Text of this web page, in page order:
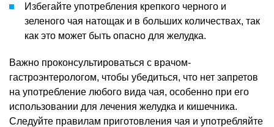
Избегайте употребления крепкого черного и
зеленого чая натощак и в больших количествах, так
как это может быть опасно для желудка.
Важно проконсультироваться с врачом-
гастроэнтерологом, чтобы убедиться, что нет запретов
на употребление любого вида чая, особенно при его
использовании для лечения желудка и кишечника.
Следуйте правилам приготовления чая и употребляйте